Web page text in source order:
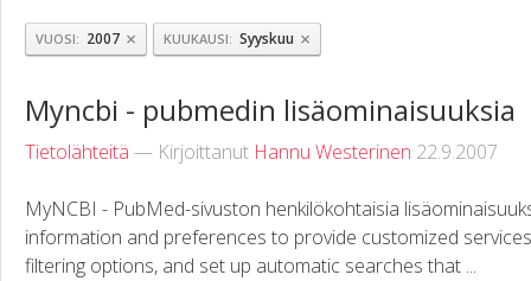
VUOSI 2007 × KUUKAUSI Syyskuu ×
Myncbi - pubmedin lisäominaisuuksia
Tietolähteitä — Kirjoittanut Hannu Westerinen 22.9.2007
MyNCBI - PubMed-sivuston henkilökohtaisia
information and preferences to provide customized
filtering options, and set up automatic searches that ...